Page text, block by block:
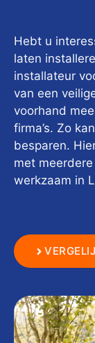
Hebt u
laten
installateur
van een
voorhand
firma’s. Zo
besparen.
met
werkzaam in